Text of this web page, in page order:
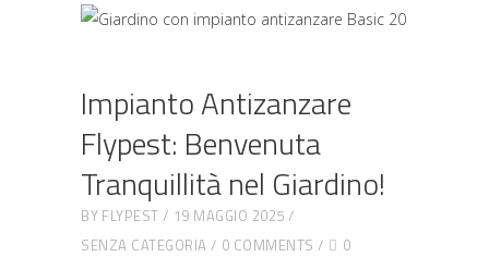
Impianto Antizanzare
Flypest: Benvenuta
Tranquillità nel Giardino!
BY FLYPEST
19 MAGGIO 2025
SENZA CATEGORIA
0 COMMENTS 0